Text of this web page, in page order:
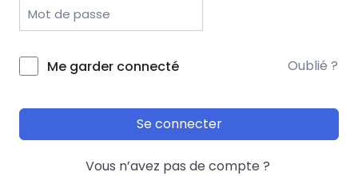
Me garder connecté Oublié ?
Se connecter
Vous n’avez pas de compte ?